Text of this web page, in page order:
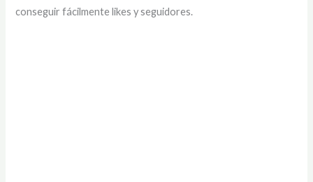
conseguir fácilmente likes y seguidores.